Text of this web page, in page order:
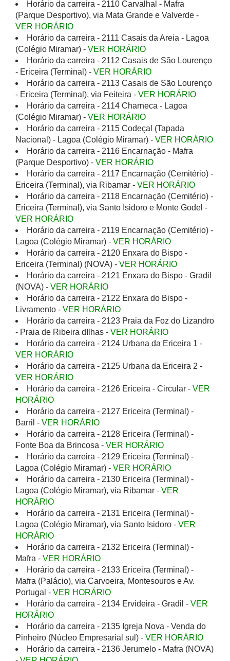
Horário da carreira - 2110 Carvalhal - Mafra
(Parque Desportivo), via Mata Grande e Valverde -
VER HORÁRIO
Horário da carreira - 2111 Casais da Areia - Lagoa
(Colégio Miramar) - VER HORÁRIO
Horário da carreira - 2112 Casais de São Lourenço
- Ericeira (Terminal) - VER HORÁRIO
Horário da carreira - 2113 Casais de São Lourenço
- Ericeira (Terminal), via Feiteira - VER HORÁRIO
Horário da carreira - 2114 Charneca - Lagoa
(Colégio Miramar) - VER HORÁRIO
Horário da carreira - 2115 Codeçal (Tapada
Nacional) - Lagoa (Colégio Miramar) - VER HORÁRIO
Horário da carreira - 2116 Encarnação - Mafra
(Parque Desportivo) - VER HORÁRIO
Horário da carreira - 2117 Encarnação (Cemitério) -
Ericeira (Terminal), via Ribamar - VER HORÁRIO
Horário da carreira - 2118 Encarnação (Cemitério) -
Ericeira (Terminal), via Santo Isidoro e Monte Godel -
VER HORÁRIO
Horário da carreira - 2119 Encarnação (Cemitério) -
Lagoa (Colégio Miramar) - VER HORÁRIO
Horário da carreira - 2120 Enxara do Bispo -
Ericeira (Terminal) (NOVA) - VER HORÁRIO
Horário da carreira - 2121 Enxara do Bispo - Gradil
(NOVA) - VER HORÁRIO
Horário da carreira - 2122 Enxara do Bispo -
Livramento - VER HORÁRIO
Horário da carreira - 2123 Praia da Foz do Lizandro
- Praia de Ribeira dIlhas - VER HORÁRIO
Horário da carreira - 2124 Urbana da Ericeira 1 -
VER HORÁRIO
Horário da carreira - 2125 Urbana da Ericeira 2 -
VER HORÁRIO
Horário da carreira - 2126 Ericeira - Circular - VER
HORÁRIO
Horário da carreira - 2127 Ericeira (Terminal) -
Barril - VER HORÁRIO
Horário da carreira - 2128 Ericeira (Terminal) -
Fonte Boa da Brincosa - VER HORÁRIO
Horário da carreira - 2129 Ericeira (Terminal) -
Lagoa (Colégio Miramar) - VER HORÁRIO
Horário da carreira - 2130 Ericeira (Terminal) -
Lagoa (Colégio Miramar), via Ribamar - VER
HORÁRIO
Horário da carreira - 2131 Ericeira (Terminal) -
Lagoa (Colégio Miramar), via Santo Isidoro - VER
HORÁRIO
Horário da carreira - 2132 Ericeira (Terminal) -
Mafra - VER HORÁRIO
Horário da carreira - 2133 Ericeira (Terminal) -
Mafra (Palácio), via Carvoeira, Montesouros e Av.
Portugal - VER HORÁRIO
Horário da carreira - 2134 Ervideira - Gradil - VER
HORÁRIO
Horário da carreira - 2135 Igreja Nova - Venda do
Pinheiro (Núcleo Empresarial sul) - VER HORÁRIO
Horário da carreira - 2136 Jerumelo - Mafra (NOVA)